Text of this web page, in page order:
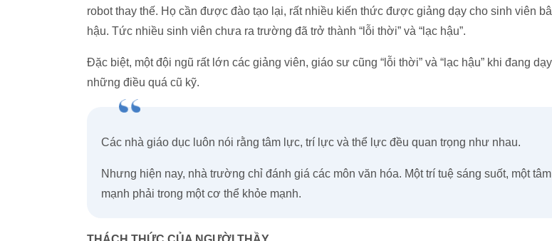
robot thay thế. Họ cần được đào tạo lại, rất nhiều kiến thức được giảng dạy cho sinh viên
hậu. Tức nhiều sinh viên chưa ra trường đã trở thành “lỗi thời” và “lạc hậu”.
Đặc biệt, một đội ngũ rất lớn các giảng viên, giáo sư cũng “lỗi thời” và “lạc hậu” khi đang
những điều quá cũ kỹ.
Các nhà giáo dục luôn nói rằng tâm lực, trí lực và thể lực đều quan trọng như nhau.
Nhưng hiện nay, nhà trường chỉ đánh giá các môn văn hóa. Một trí tuệ sáng suốt, một
mạnh phải trong một cơ thể khỏe mạnh.